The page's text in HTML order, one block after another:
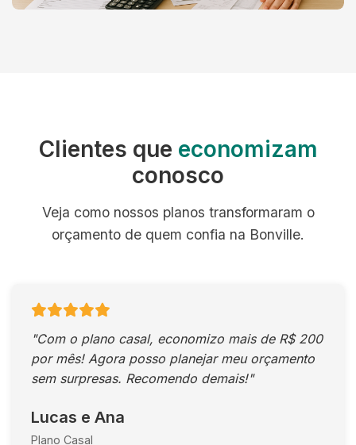
Clientes que economizam
conosco
Veja como nossos planos transformaram o
orçamento de quem confia na Bonville.
"Com o plano casal, economizo mais de R$ 200
por mês! Agora posso planejar meu orçamento
sem surpresas. Recomendo demais!"
Lucas e Ana
Plano Casal